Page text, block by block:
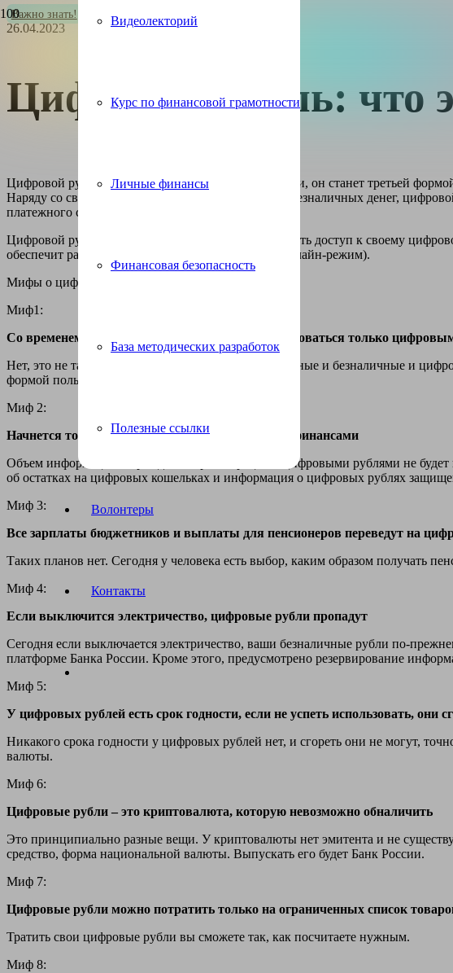
Видеолекторий
Курс по финансовой грамотности
Личные финансы
Финансовая безопасность
База методических разработок
Полезные ссылки
Волонтеры
Контакты
Важно знать! Новости Новости Банка России
26.04.2023
Цифровой рубль: что
Цифровой рубль будет эмитироваться Банком России, он станет третьей
Наряду со свойствами традиционных наличных и безналичных денег,
платежного средства.
Цифровой рубль позволит гражданам и бизнесу иметь доступ к своему
обеспечит расчеты без доступа к сети Интернет (офлайн-режим).
Мифы о цифровом рубле
Миф1:
Со временем отменят наличные и заставят пользоваться только
Нет, это не так. В обороте будут находиться и наличные и безналичные и
формой пользоваться останется за гражданами
Миф 2:
Начнется тотальная слежка за гражданами и их финансами
Объем информации о гражданах при операции с цифровыми рублями не
об остатках на цифровых кошельках и информация о цифровых рублях
Миф 3:
Все зарплаты бюджетников и выплаты для пенсионеров переведут на
Таких планов нет. Сегодня у человека есть выбор, каким образом получать
Миф 4:
Если выключится электричество, цифровые рубли пропадут
Сегодня если выключается электричество, ваши безналичные рубли по-
платформе Банка России. Кроме этого, предусмотрено резервирование
Миф 5:
У цифровых рублей есть срок годности, если не успеть использовать, они
Никакого срока годности у цифровых рублей нет, и сгореть они не могут,
валюты.
Миф 6:
Цифровые рубли – это криптовалюта, которую невозможно обналичить
Это принципиально разные вещи. У криптовалюты нет эмитента и не
средство, форма национальной валюты. Выпускать его будет Банк России.
Миф 7:
Цифровые рубли можно потратить только на ограниченных список
Тратить свои цифровые рубли вы сможете так, как посчитаете нужным.
Миф 8: